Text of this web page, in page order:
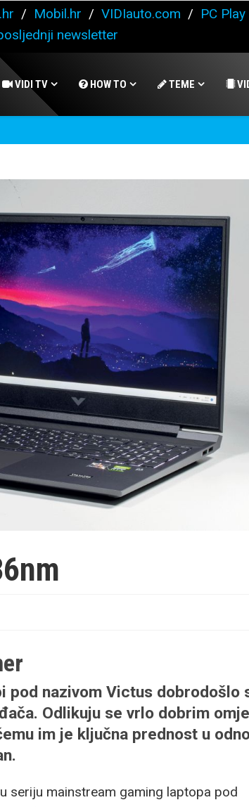
/ Mobil.hr / VIDIauto.com / PC Play
newsletter
VIDI TV HOW TO TEME
pod nazivom Victus dobrodošlo
Odlikuju se vrlo dobrim
im je ključna prednost u
seriju mainstream gaming laptopa pod